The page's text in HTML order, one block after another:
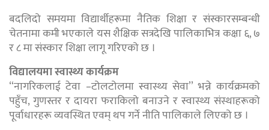
बदलिदो समयमा विद्यार्थीहरूमा नैतिक शिक्षा र संस्कारसम्बन्धी
चेतनामा कमी भएकाले यस शैक्षिक सत्रदेखि पालिकाभित्र कक्षा ६, ७
र ८ मा संस्कार शिक्षा लागू गरिएको छ ।
विद्यालयमा स्वास्थ्य कार्यक्रम
“नागरिकलाई टेवा –टोलटोलमा स्वास्थ्य सेवा’’ भन्ने कार्यक्रमको
पहुँच, गुणस्तर र दायरा फराकिलो बनाउने र स्वास्थ्य संस्थाहरूको
पूर्वाधारहरू व्यवस्थित एवम् थप गर्ने नीति पालिकाले लिएको छ ।